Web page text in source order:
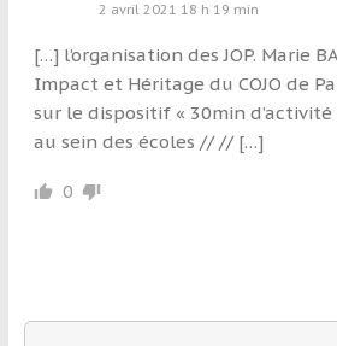
2 avril 2021 18 h 19 min
[…] l’organisation des JOP. Marie
Impact et Héritage du COJO de
sur le dispositif « 30min
au sein des écoles // // […]
0